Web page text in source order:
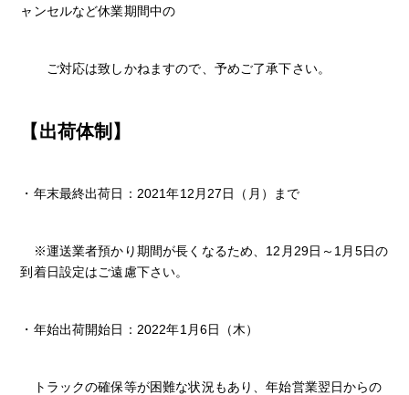
ャンセルなど休業期間中の
ご対応は致しかねますので、予めご了承下さい。
【出荷体制】
・年末最終出荷日：2021年12月27日（月）まで
※運送業者預かり期間が長くなるため、12月29日～1月5日の
到着日設定はご遠慮下さい。
・年始出荷開始日：2022年1月6日（木）
トラックの確保等が困難な状況もあり、年始営業翌日からの